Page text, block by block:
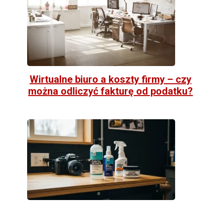
Wirtualne biuro a koszty firmy – czy
można odliczyć fakturę od podatku?